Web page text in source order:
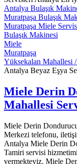
Antalya Bulaşık
Muratpaşa Bulaşık
Muratpaşa Miele
Bulaşık Makinesi
Miele
Muratpaşa
Yüksekalan Mahallesi
Antalya Beyaz Eşya
Miele Derin
Mahallesi
Miele Derin
Merkezi telefonu,
Antalya Miele Derin
Tamiri servisi
vermekteyiz. Miele